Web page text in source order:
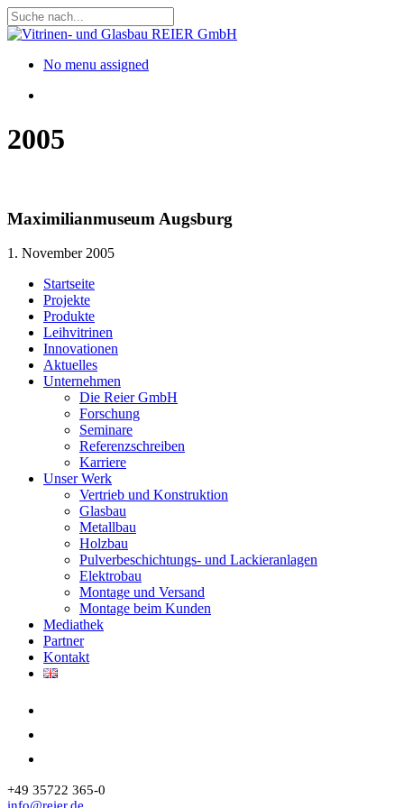
Skip
to
content
Close
Menu
No menu assigned
2005
Maximilianmuseum Augsburg
1. November 2005
Close
Menu
Startseite
Projekte
Produkte
Leihvitrinen
Innovationen
Aktuelles
Unternehmen
Die Reier GmbH
Forschung
Seminare
Referenzschreiben
Karriere
Unser Werk
Vertrieb und Konstruktion
Glasbau
Metallbau
Holzbau
Pulverbeschichtungs- und Lackieranlagen
Elektrobau
Montage und Versand
Montage beim Kunden
Mediathek
Partner
Kontakt
+49 35722 365-0